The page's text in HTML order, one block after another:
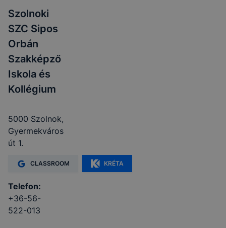
Szolnoki
SZC Sipos
Orbán
Szakképző
Iskola és
Kollégium
5000 Szolnok,
Gyermekváros
út 1.
CLASSROOM KRÉTA
Telefon:
+36-56-
522-013